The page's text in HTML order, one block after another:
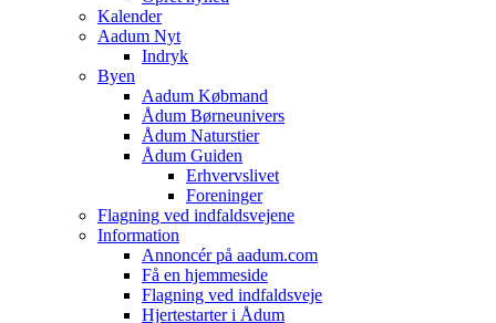
Kalender
Aadum Nyt
Indryk
Byen
Aadum Købmand
Ådum Børneunivers
Ådum Naturstier
Ådum Guiden
Erhvervslivet
Foreninger
Flagning ved indfaldsvejene
Information
Annoncér på aadum.com
Få en hjemmeside
Flagning ved indfaldsveje
Hjertestarter i Ådum